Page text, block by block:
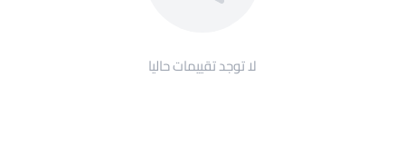
لا توجد تقييمات حاليا